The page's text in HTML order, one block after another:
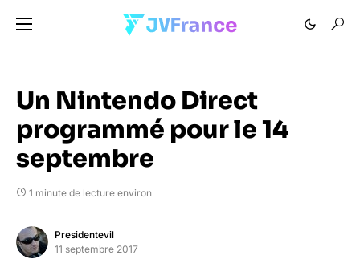
Un Nintendo Direct
programmé pour le 14
septembre
1 minute de lecture environ
Presidentevil
11 septembre 2017